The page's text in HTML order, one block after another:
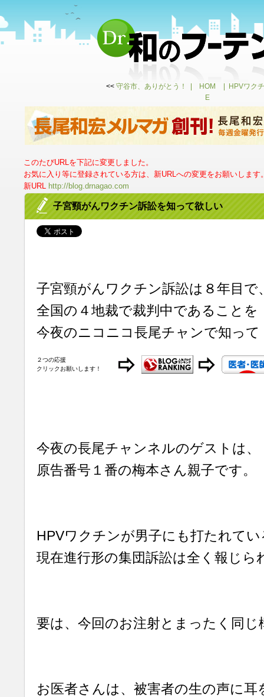
<< 守谷市、ありがとう！
HOM
E
HPVワク
このたびURLを下記に変更しました。
お気に入り等に登録されている方は、新URLへの変更をお願いします
新URL http://blog.drnagao.com
子宮頸がんワクチン訴訟を知って欲しい
子宮頸がんワクチン訴訟は８年目で
全国の４地裁で裁判中であることを
今夜のニコニコ長尾チャンで知って
２つの応援
クリックお願いします！
今夜の長尾チャンネルのゲストは、
原告番号１番の梅本さん親子です。
HPVワクチンが男子にも打たれて
現在進行形の集団訴訟は全く報じら
要は、今回のお注射とまったく同じ
お医者さんは、被害者の生の声に耳